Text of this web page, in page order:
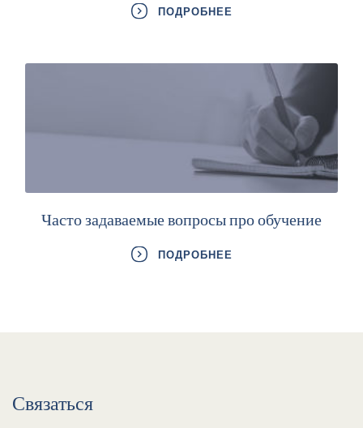
ПОДРОБНЕЕ
Часто задаваемые вопросы про обучение
ПОДРОБНЕЕ
Связаться